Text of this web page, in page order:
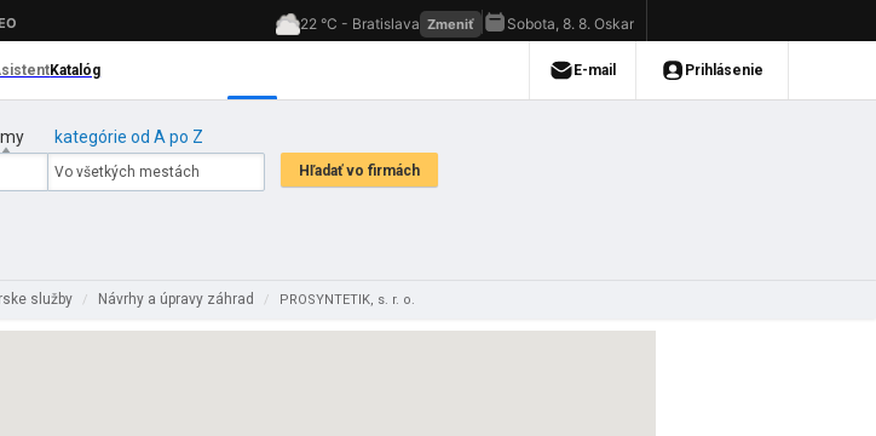
kategórie od A po Z
služby / Návrhy a úpravy záhrad / PROSYNTETIK, s. r. o.